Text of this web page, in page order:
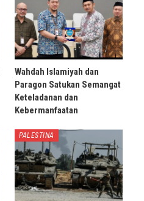
Wahdah Islamiyah dan
Paragon Satukan Semangat
Keteladanan dan
Kebermanfaatan
PALESTINA